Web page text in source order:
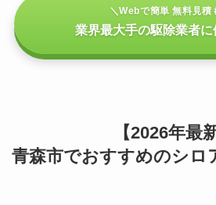
＼Webで簡単 無料見積
業界最大手の駆除業者に
【2026年最
青森市でおすすめのシロ